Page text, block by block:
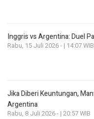
Inggris vs Argentina: Duel
Rabu, 15 Juli 2026 - | 14:07 WIB
Jika Diberi Keuntungan,
Argentina
Rabu, 8 Juli 2026 - | 20:57 WIB